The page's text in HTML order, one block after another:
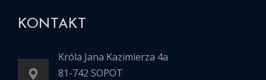
KONTAKT
Króla Jana Kazimierza 4a
81-742 SOPOT